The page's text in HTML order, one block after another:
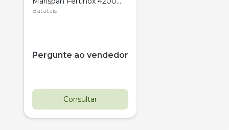
Citrus
Batatais
Pergunte ao vendedor
Consultar